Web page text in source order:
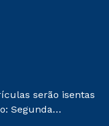
serão isentas
Segunda